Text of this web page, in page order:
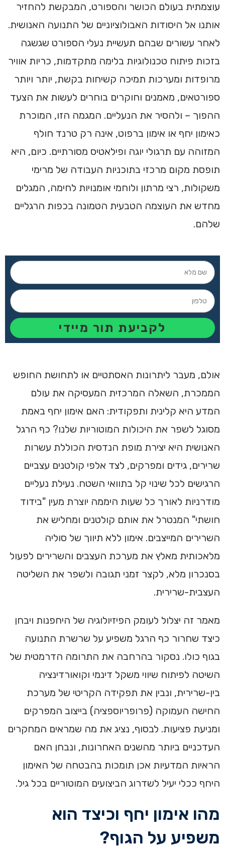
עוצמתית בעולם הכושר והספורט, המבקשת להחזיר
אותנו אל היסודות האבולוציוניים של התנועה האנושית.
לאחר עשורים שבהם תעשיית נעלי הספורט שגשגה
בזכות פיתוח טכנולוגיות בלימה מתקדמות, כריות אוויר
מרופדות ומערכות תמיכה קשיחות בקשת, יותר ויותר
ספורטאים, מאמנים וחוקרים בוחרים לעשות את הצעד
ההפוך – ולהסיר את הנעליים. המגמה הזו, המוכרת
כאימון יחף או אימון ברפוט, אינה רק טרנד חולף
המזוהה עם תרגולי יוגה ופילאטיס מסורתיים. כיום, היא
תופסת מקום מרכזי בתוכניות העבודה של מרימי
משקולות, רצי מרתון ולוחמי אומנויות לחימה, המגלים
מחדש את העוצמה הטבעית הטמונה בכפות הרגליים
שלהם.
לקביעת תור מיידי
אולם, מעבר ליתרונות האסתטיים או לתחושת החופש
הממכרת, השאלה המרכזית המעסיקה את עולם
המדע היא קלינית ותפקודית: האם אימון יחף באמת
מסוגל לשפר את היכולות המוטוריות שלנו? כף הרגל
האנושית היא יצירת מופת הנדסית הכוללת עשרות
שרירים, גידים ומפרקים, לצד אלפי קולטנים עצביים
הרגישים לכל שינוי קל בתוואי השטח. נעילת נעליים
מודרניות לאורך כל שעות היממה יוצרת מעין "בידוד
חושתי" המנטרל את אותם קולטנים ומחליש את
השרירים המייצבים. אימון ללא תיווך של סוליה
מלאכותית מאלץ את מערכת העצבים והשרירים לפעול
בסנכרון מלא, לקצר זמני תגובה ולשפר את השליטה
העצבית-שרירית.
מאמר זה יצלול לעומק הפיזיולוגיה של היחפנות ויבחן
כיצד שחרור כף הרגל משפיע על שרשרת התנועה
בגוף כולו. נסקור בהרחבה את התרומה הדרמטית של
השיטה לפיתוח שיווי משקל דינמי וקואורדינציה
בין-שרירית, ונבין את תפקידה הקריטי של מערכת
החישה העמוקה (פרופריוספציה) בייצוב המפרקים
ומניעת פציעות. לבסוף, נציג את מה שמראים המחקרים
העדכניים ביותר מהשנים האחרונות, ונבחן האם
הראיות המדעיות אכן תומכות בהבטחה של האימון
היחף ככלי יעיל לשדרוג הביצועים המוטוריים בכל גיל.
מהו אימון יחף וכיצד הוא
משפיע על הגוף?